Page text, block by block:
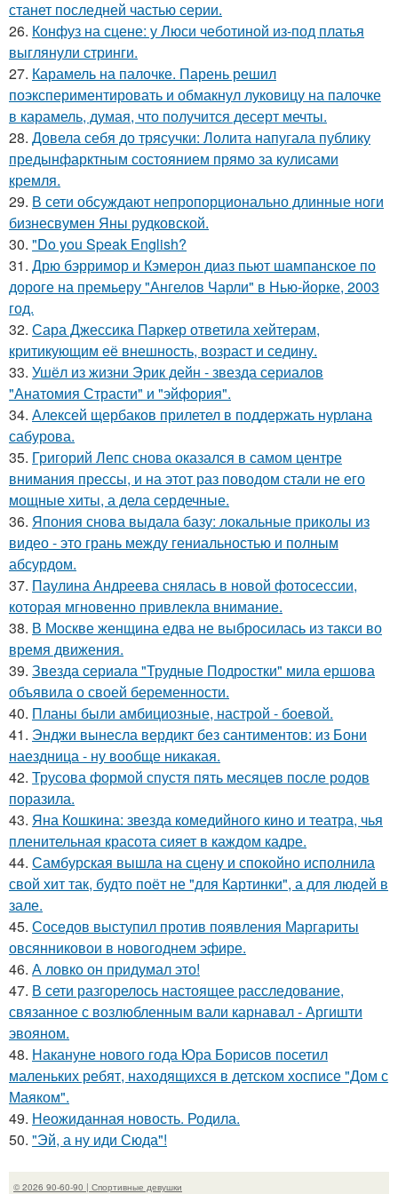
станет последней частью серии.
26. Конфуз на сцене: у Люси чеботиной из-под платья
выглянули стринги.
27. Карамель на палочке. Парень решил
поэкспериментировать и обмакнул луковицу на палочке
в карамель, думая, что получится десерт мечты.
28. Довела себя до трясучки: Лолита напугала публику
предынфарктным состоянием прямо за кулисами
кремля.
29. В сети обсуждают непропорционально длинные ноги
бизнесвумен Яны рудковской.
30. "Do you Speak English?
31. Дрю бэрримор и Кэмерон диаз пьют шампанское по
дороге на премьеру "Ангелов Чарли" в Нью-йорке, 2003
год.
32. Сара Джессика Паркер ответила хейтерам,
критикующим её внешность, возраст и седину.
33. Ушёл из жизни Эрик дейн - звезда сериалов
"Анатомия Страсти" и "эйфория".
34. Алексей щербаков прилетел в поддержать нурлана
сабурова.
35. Григорий Лепс снова оказался в самом центре
внимания прессы, и на этот раз поводом стали не его
мощные хиты, а дела сердечные.
36. Япония снова выдала базу: локальные приколы из
видео - это грань между гениальностью и полным
абсурдом.
37. Паулина Андреева снялась в новой фотосессии,
которая мгновенно привлекла внимание.
38. В Москве женщина едва не выбросилась из такси во
время движения.
39. Звезда сериала "Трудные Подростки" мила ершова
объявила о своей беременности.
40. Планы были амбициозные, настрой - боевой.
41. Энджи вынесла вердикт без сантиментов: из Бони
наездница - ну вообще никакая.
42. Трусова формой спустя пять месяцев после родов
поразила.
43. Яна Кошкина: звезда комедийного кино и театра, чья
пленительная красота сияет в каждом кадре.
44. Самбурская вышла на сцену и спокойно исполнила
свой хит так, будто поёт не "для Картинки", а для людей в
зале.
45. Соседов выступил против появления Маргариты
овсянниковои в новогоднем эфире.
46. А ловко он придумал это!
47. В сети разгорелось настоящее расследование,
связанное с возлюбленным вали карнавал - Аргишти
эвояном.
48. Накануне нового года Юра Борисов посетил
маленьких ребят, находящихся в детском хосписе "Дом с
Маяком".
49. Неожиданная новость. Родила.
50. "Эй, а ну иди Сюда"!
© 2026 90-60-90 | Спортивные девушки